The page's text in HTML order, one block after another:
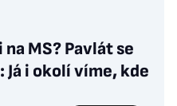
MS? Pavlát se
i okolí víme, kde